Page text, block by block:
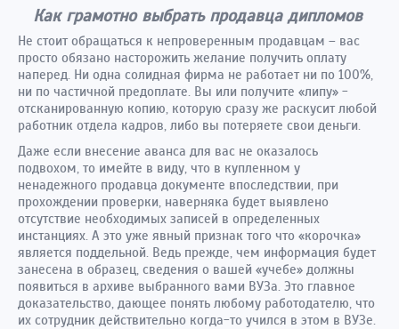
Как грамотно выбрать продавца дипломов
Не стоит обращаться к непроверенным продавцам – вас
просто обязано насторожить желание получить оплату
наперед. Ни одна солидная фирма не работает ни по 100%,
ни по частичной предоплате. Вы или получите «липу» -
отсканированную копию, которую сразу же раскусит любой
работник отдела кадров, либо вы потеряете свои деньги.
Даже если внесение аванса для вас не оказалось
подвохом, то имейте в виду, что в купленном у
ненадежного продавца документе впоследствии, при
прохождении проверки, наверняка будет выявлено
отсутствие необходимых записей в определенных
инстанциях. А это уже явный признак того что «корочка»
является поддельной. Ведь прежде, чем информация будет
занесена в образец, сведения о вашей «учебе» должны
появиться в архиве выбранного вами ВУЗа. Это главное
доказательство, дающее понять любому работодателю, что
их сотрудник действительно когда-то учился в этом в ВУЗе.